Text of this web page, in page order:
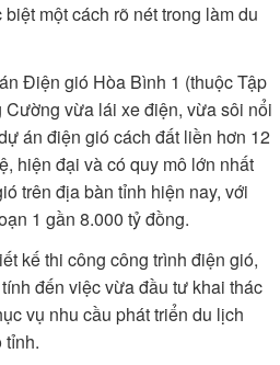
một cách rõ nét trong làm du
Ðiện gió Hòa Bình 1 (thuộc Tập
vừa lái xe điện, vừa sôi nổi
án điện gió cách đất liền hơn 12
hiện đại và có quy mô lớn nhất
trên địa bàn tỉnh hiện nay, với
1 gần 8.000 tỷ đồng.
kế thi công công trình điện gió,
đến việc vừa đầu tư khai thác
vụ nhu cầu phát triển du lịch
tỉnh.